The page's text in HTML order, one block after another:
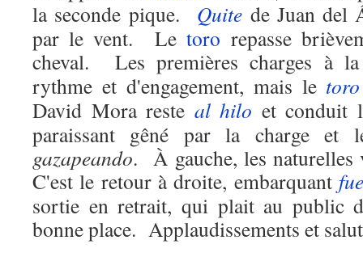
la seconde pique.
Quite de Juan del
par le vent.
Letoro repasse
cheval.
Les premières charges à
rythme et d'engagement, mais le toro
David Mora reste al hilo et conduit
paraissant gêné par la charge
gazapeando.
À gauche, les
C'est le retour à droite, embarquant
sortie en retrait, qui plait au public
bonne place. Applaudissements et